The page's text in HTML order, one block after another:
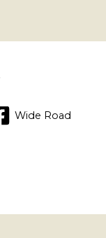
Wide Road